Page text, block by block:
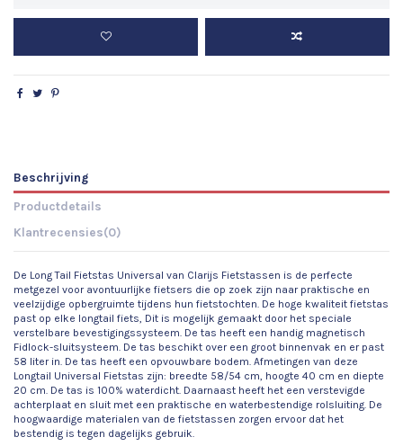
Beschrijving
Productdetails
Klantrecensies(0)
De Long Tail Fietstas Universal van Clarijs Fietstassen is de perfecte
metgezel voor avontuurlijke fietsers die op zoek zijn naar praktische en
veelzijdige opbergruimte tijdens hun fietstochten. De hoge kwaliteit fietstas
past op elke longtail fiets, Dit is mogelijk gemaakt door het speciale
verstelbare bevestigingssysteem. De tas heeft een handig magnetisch
Fidlock-sluitsysteem. De tas beschikt over een groot binnenvak en er past
58 liter in. De tas heeft een opvouwbare bodem. Afmetingen van deze
Longtail Universal Fietstas zijn: breedte 58/54 cm, hoogte 40 cm en diepte
20 cm. De tas is 100% waterdicht. Daarnaast heeft het een verstevigde
achterplaat en sluit met een praktische en waterbestendige rolsluiting. De
hoogwaardige materialen van de fietstassen zorgen ervoor dat het
bestendig is tegen dagelijks gebruik.